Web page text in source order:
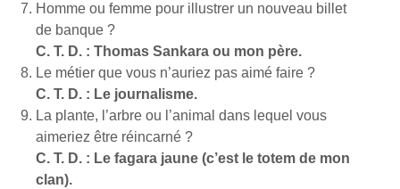
Homme ou femme pour illustrer un nouveau billet
de banque ?
C. T. D. : Thomas Sankara ou mon père.
Le métier que vous n’auriez pas aimé faire ?
C. T. D. : Le journalisme.
La plante, l’arbre ou l’animal dans lequel vous
aimeriez être réincarné ?
C. T. D. : Le fagara jaune (c’est le totem de mon
clan).